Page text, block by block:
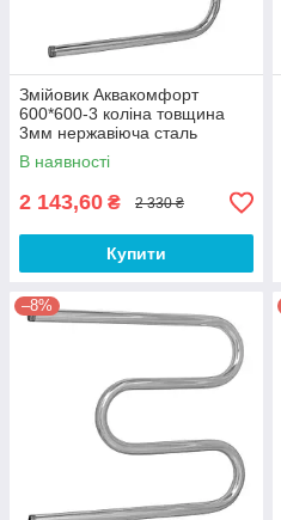
Змійовик Аквакомфорт
600*600-3 коліна товщина
3мм нержавіюча сталь
В наявності
2 143,60 ₴ 2 330 ₴
Купити
–8%